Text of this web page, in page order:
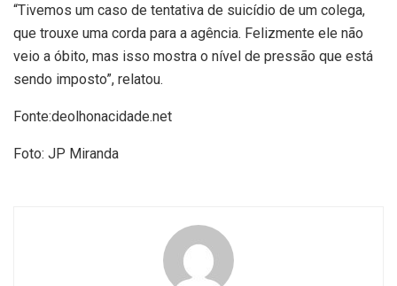
“Tivemos um caso de tentativa de suicídio de um colega,
que trouxe uma corda para a agência. Felizmente ele não
veio a óbito, mas isso mostra o nível de pressão que está
sendo imposto”, relatou.
Fonte:deolhonacidade.net
Foto: JP Miranda